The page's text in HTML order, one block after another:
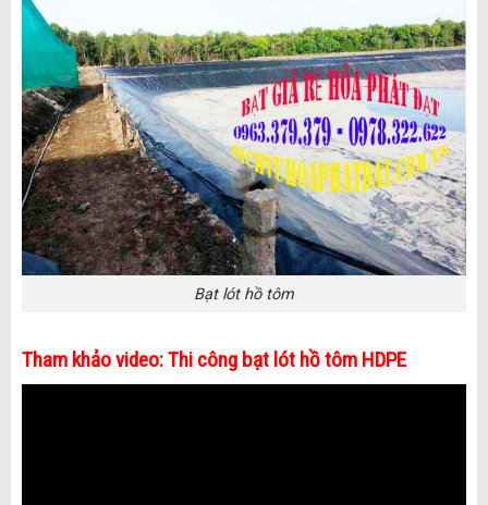
Bạt lót hồ tôm
Tham khảo video: Thi công bạt lót hồ tôm HDPE